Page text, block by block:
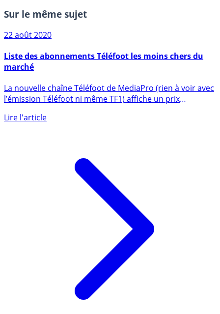
Sur le même sujet
22 août 2020
marché
l’émission Téléfoot ni même TF1) affiche un prix